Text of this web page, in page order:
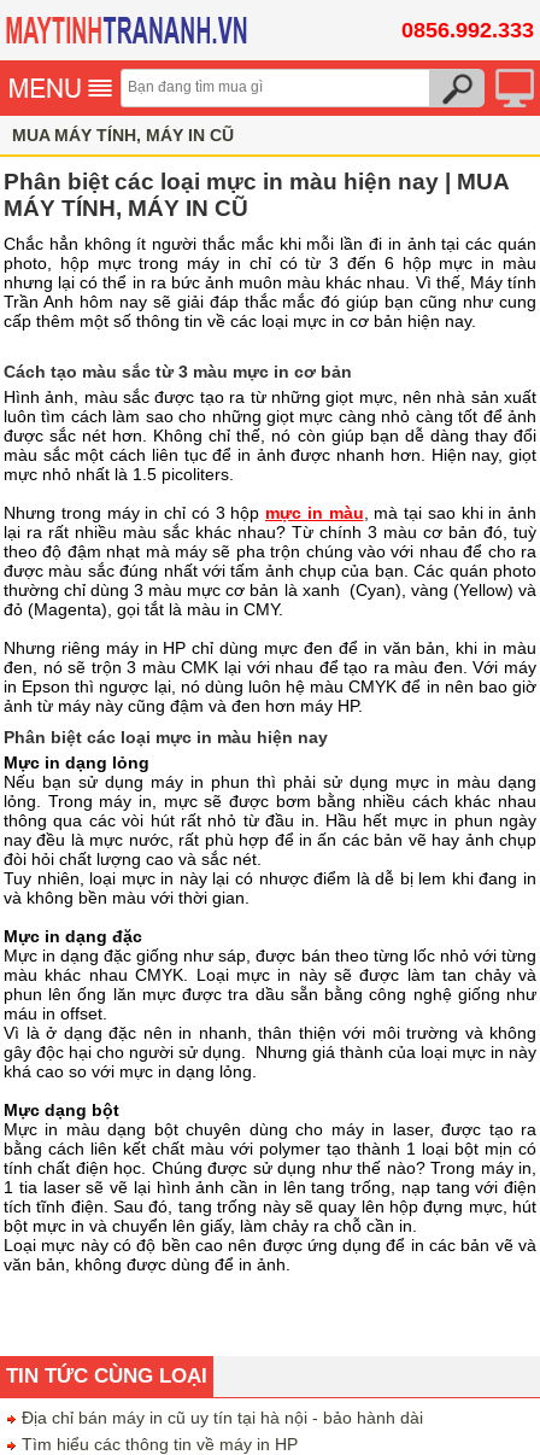
0856.992.333
MUA MÁY TÍNH, MÁY IN CŨ
Phân biệt các loại mực in màu hiện nay | MUA
MÁY TÍNH, MÁY IN CŨ
Chắc hẳn không ít người thắc mắc khi mỗi lần đi in ảnh tại các quán
photo, hộp mực trong máy in chỉ có từ 3 đến 6 hộp mực in màu
nhưng lại có thể in ra bức ảnh muôn màu khác nhau. Vì thế, Máy tính
Trần Anh hôm nay sẽ giải đáp thắc mắc đó giúp bạn cũng như cung
cấp thêm một số thông tin về các loại mực in cơ bản hiện nay.
Cách tạo màu sắc từ 3 màu mực in cơ bản
Hình ảnh, màu sắc được tạo ra từ những giọt mực, nên nhà sản xuất
luôn tìm cách làm sao cho những giọt mực càng nhỏ càng tốt để ảnh
được sắc nét hơn. Không chỉ thế, nó còn giúp bạn dễ dàng thay đổi
màu sắc một cách liên tục để in ảnh được nhanh hơn. Hiện nay, giọt
mực nhỏ nhất là 1.5 picoliters.
Nhưng trong máy in chỉ có 3 hộp mực in màu , mà tại sao khi in ảnh
lại ra rất nhiều màu sắc khác nhau? Từ chính 3 màu cơ bản đó, tuỳ
theo độ đậm nhạt mà máy sẽ pha trộn chúng vào với nhau để cho ra
được màu sắc đúng nhất với tấm ảnh chụp của bạn. Các quán photo
thường chỉ dùng 3 màu mực cơ bản là xanh (Cyan), vàng (Yellow) và
đỏ (Magenta), gọi tắt là màu in CMY.
Nhưng riêng máy in HP chỉ dùng mực đen để in văn bản, khi in màu
đen, nó sẽ trộn 3 màu CMK lại với nhau để tạo ra màu đen. Với máy
in Epson thì ngược lại, nó dùng luôn hệ màu CMYK để in nên bao giờ
ảnh từ máy này cũng đậm và đen hơn máy HP.
Phân biệt các loại mực in màu hiện nay
Mực in dạng lỏng
Nếu bạn sử dụng máy in phun thì phải sử dụng mực in màu dạng
lỏng. Trong máy in, mực sẽ được bơm bằng nhiều cách khác nhau
thông qua các vòi hút rất nhỏ từ đầu in. Hầu hết mực in phun ngày
nay đều là mực nước, rất phù hợp để in ấn các bản vẽ hay ảnh chụp
đòi hỏi chất lượng cao và sắc nét.
Tuy nhiên, loại mực in này lại có nhược điểm là dễ bị lem khi đang in
và không bền màu với thời gian.
Mực in dạng đặc
Mực in dạng đặc giống như sáp, được bán theo từng lốc nhỏ với từng
màu khác nhau CMYK. Loại mực in này sẽ được làm tan chảy và
phun lên ống lăn mực được tra dầu sẵn bằng công nghệ giống như
máu in offset.
Vì là ở dạng đặc nên in nhanh, thân thiện với môi trường và không
gây độc hại cho người sử dụng. Nhưng giá thành của loại mực in này
khá cao so với mực in dạng lỏng.
Mực dạng bột
Mực in màu dạng bột chuyên dùng cho máy in laser, được tạo ra
bằng cách liên kết chất màu với polymer tạo thành 1 loại bột mịn có
tính chất điện học. Chúng được sử dụng như thế nào? Trong máy in,
1 tia laser sẽ vẽ lại hình ảnh cần in lên tang trống, nạp tang với điện
tích tĩnh điện. Sau đó, tang trống này sẽ quay lên hộp đựng mực, hút
bột mực in và chuyển lên giấy, làm chảy ra chỗ cần in.
Loại mực này có độ bền cao nên được ứng dụng để in các bản vẽ và
văn bản, không được dùng để in ảnh.
TIN TỨC CÙNG LOẠI
Địa chỉ bán máy in cũ uy tín tại hà nội - bảo hành dài
Tìm hiểu các thông tin về máy in HP